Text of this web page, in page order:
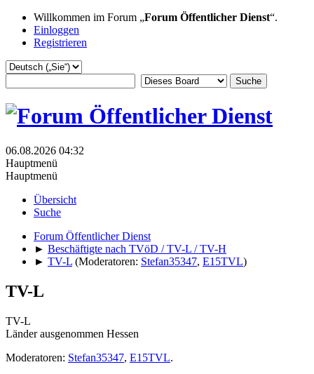
Willkommen im Forum „Forum Öffentlicher Dienst“.
Einloggen
Registrieren
06.08.2026 04:32
Hauptmenü
Hauptmenü
Übersicht
Suche
Forum Öffentlicher Dienst
► Beschäftigte nach TVöD / TV-L / TV-H
► TV-L (Moderatoren: Stefan35347, E15TVL)
TV-L
TV-L
Länder ausgenommen Hessen
Moderatoren: Stefan35347, E15TVL.